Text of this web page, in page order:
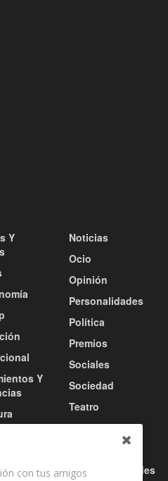
Y
Y
Urbana
Noticias
Ocio
Opinión
Personalidades
Política
Premios
Sociales
Sociedad
Teatro
Tecnología
Tv / Radio / Redes
con tus amigos